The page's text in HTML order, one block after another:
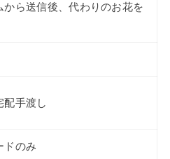
から送信後、代わりのお花を
配手渡し
ドのみ